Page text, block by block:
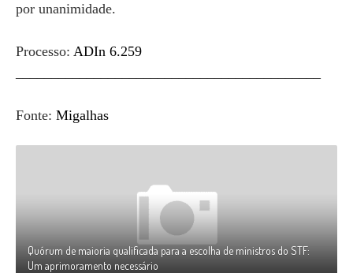
por unanimidade.
Processo: ADIn 6.259
Fonte: Migalhas
Quórum de maioria qualificada para a escolha de ministros do STF:
Um aprimoramento necessário